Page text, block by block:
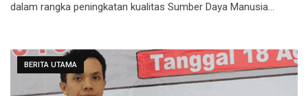
dalam rangka peningkatan kualitas Sumber Daya Manusia…
BERITA UTAMA